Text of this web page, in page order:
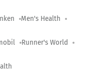
Men's Health
Runner's World